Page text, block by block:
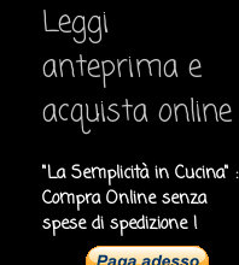
Leggi
anteprima e
acquista online
"La Semplicità in Cucina" :
Compra Online senza
spese di spedizione !